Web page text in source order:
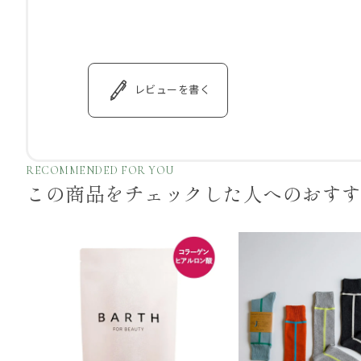
レビューを書く
RECOMMENDED FOR YOU
この商品をチェックした 人へのおす